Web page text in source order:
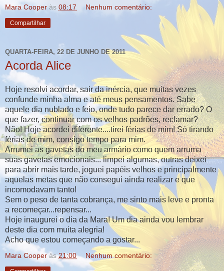
Mara Cooper às 08:17 Nenhum comentário:
Compartilhar
QUARTA-FEIRA, 22 DE JUNHO DE 2011
Acorda Alice
Hoje resolvi acordar, sair da inércia, que muitas vezes
confunde minha alma e até meus pensamentos. Sabe
aquele dia nublado e feio, onde tudo parece dar errado? O
que fazer, continuar com os velhos padrões, reclamar?
Não! Hoje acordei diferente....tirei férias de mim! Só tirando
férias de mim, consigo tempo para mim.
Arrumei as gavetas do meu armário como quem arruma
suas gavetas emocionais... limpei algumas, outras deixei
para abrir mais tarde, joguei papéis velhos e principalmente
aquelas metas que não consegui ainda realizar e que
incomodavam tanto!
Sem o peso de tanta cobrança, me sinto mais leve e pronta
a recomeçar...repensar...
Hoje inaugurei o dia da Mara! Um dia ainda vou lembrar
deste dia com muita alegria!
Acho que estou começando a gostar...
Mara Cooper às21:00 Nenhum comentário: